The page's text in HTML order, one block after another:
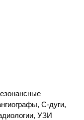
С-дуги,
УЗИ